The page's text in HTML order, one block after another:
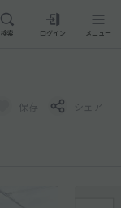
検索 ログイン メニュー
保存 シェア